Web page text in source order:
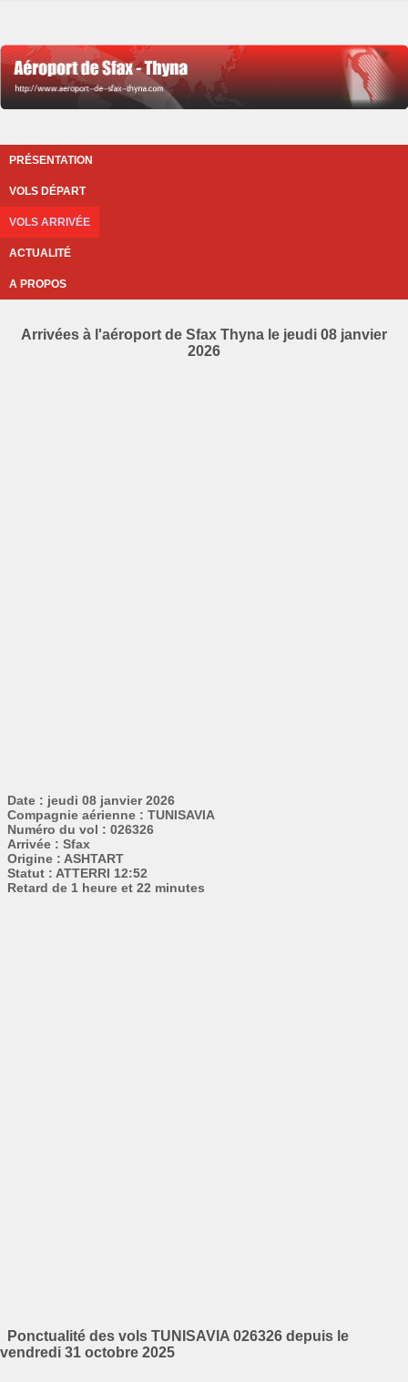
PRÉSENTATION
VOLS DÉPART
VOLS ARRIVÉE
ACTUALITÉ
A PROPOS
Arrivées à l'aéroport de Sfax Thyna le jeudi 08 janvier
2026
Date : jeudi 08 janvier 2026
Compagnie aérienne : TUNISAVIA
Numéro du vol : 026326
Arrivée : Sfax
Origine : ASHTART
Statut : ATTERRI 12:52
Retard de 1 heure et 22 minutes
Ponctualité des vols TUNISAVIA 026326 depuis le
vendredi 31 octobre 2025